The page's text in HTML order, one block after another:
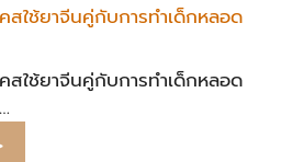
สใช้ยาจีนคู่กับการทำเด็กหลอด
สใช้ยาจีนคู่กับการทำเด็กหลอด